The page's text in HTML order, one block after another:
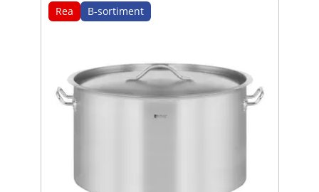
Rea B-sortiment